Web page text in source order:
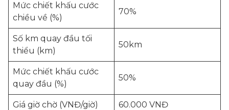
Mức chiết khấu cước
chiều về (%)
70%
Số km quay đầu tối
thiểu (km)
50km
Mức chiết khấu cước
quay đầu (%)
50%
Giá giờ chờ (VNĐ/giờ) 60.000 VNĐ